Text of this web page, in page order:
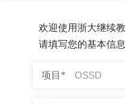
欢迎使用浙大继续
请填写您的基本信
项目*